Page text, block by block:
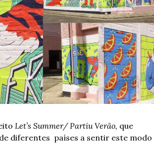
Let’s Summer/ Partiu Verão, que
diferentes  países a sentir este modo